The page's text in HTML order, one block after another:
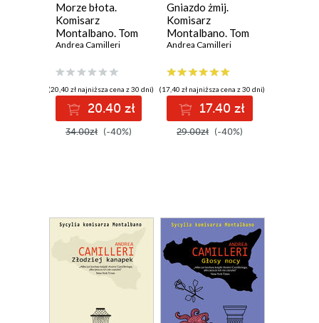
Morze błota.
Komisarz
Montalbano. Tom
22
Andrea Camilleri
(20,40 zł najniższa cena z 30 dni)
20.40 zł
34.00zł (-40%)
Gniazdo żmij.
Komisarz
Montalbano. Tom
21
Andrea Camilleri
(17,40 zł najniższa cena z 30 dni)
17.40 zł
29.00zł (-40%)